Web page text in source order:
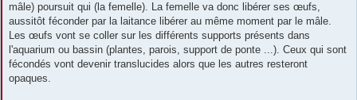
mâle) poursuit qui (la femelle). La femelle va donc libérer ses œufs,
aussitôt féconder par la laitance libérer au même moment par le mâle.
Les œufs vont se coller sur les différents supports présents dans
l'aquarium ou bassin (plantes, parois, support de ponte ...). Ceux qui sont
fécondés vont devenir translucides alors que les autres resteront
opaques.